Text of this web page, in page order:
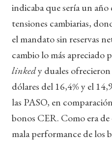
indicaba que sería un
tensiones cambiarias,
el mandato sin reservas
cambio lo más apreciado
linkedy duales
dólares del 16,4% y el
las PASO, en
bonos CER. Como era
mala performance de los